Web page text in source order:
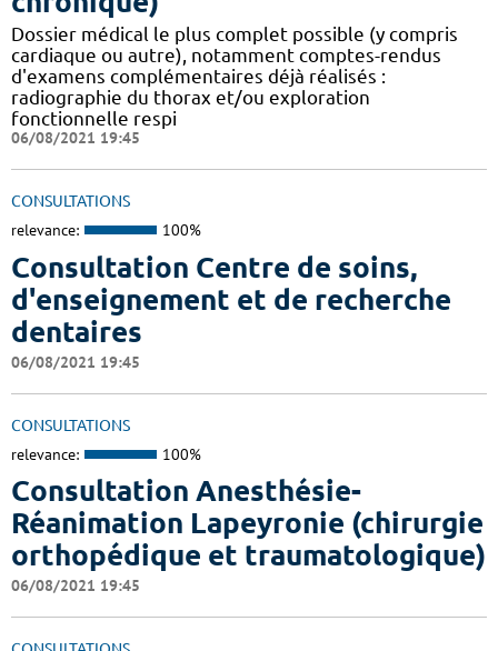
Dossier médical le plus complet possible (y compris
cardiaque ou autre), notamment comptes-rendus
d'examens complémentaires déjà réalisés :
radiographie du thorax et/ou exploration
fonctionnelle respi
06/08/2021 19:45
CONSULTATIONS
relevance: 100%
Consultation Centre de soins,
d'enseignement et de recherche
dentaires
06/08/2021 19:45
CONSULTATIONS
relevance: 100%
Consultation Anesthésie-
Réanimation Lapeyronie (chirurgie
orthopédique et traumatologique)
06/08/2021 19:45